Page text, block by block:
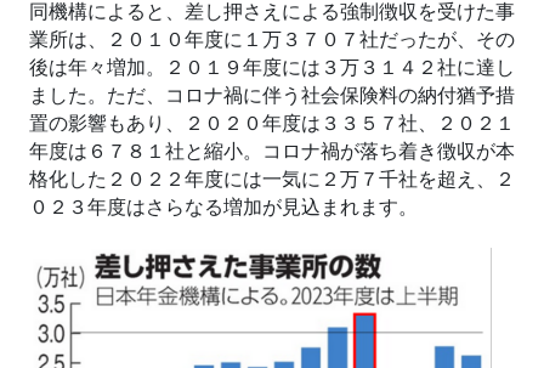
同機構によると、差し押さえによる強制徴収を受けた事
業所は、２０１０年度に１万３７０７社だったが、その
後は年々増加。２０１９年度には３万３１４２社に達し
ました。ただ、コロナ禍に伴う社会保険料の納付猶予措
置の影響もあり、２０２０年度は３３５７社、２０２１
年度は６７８１社と縮小。コロナ禍が落ち着き徴収が本
格化した２０２２年度には一気に２万７千社を超え、２
０２３年度はさらなる増加が見込まれます。